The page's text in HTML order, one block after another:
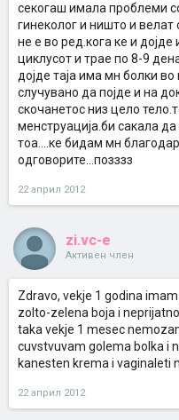
секогаш имала проблеми
гинеколог и ништо и велат
не е во ред.кога ке и
циклусот и трае по 8-9
дојде таја има мн болки
случувано да појде и на
скочанетос низ цело
менструација.би сакала
тоа....ке бидам мн
одговорите...позззз
22 април 2012
zi.vc-e
Активен член
Zdravo, vekje 1 godina
zolto-zelena boja i
taka vekje 1 mesec
cuvstvuvam golema bolka i
kanesten krema i vaginaleti
22 април 2012